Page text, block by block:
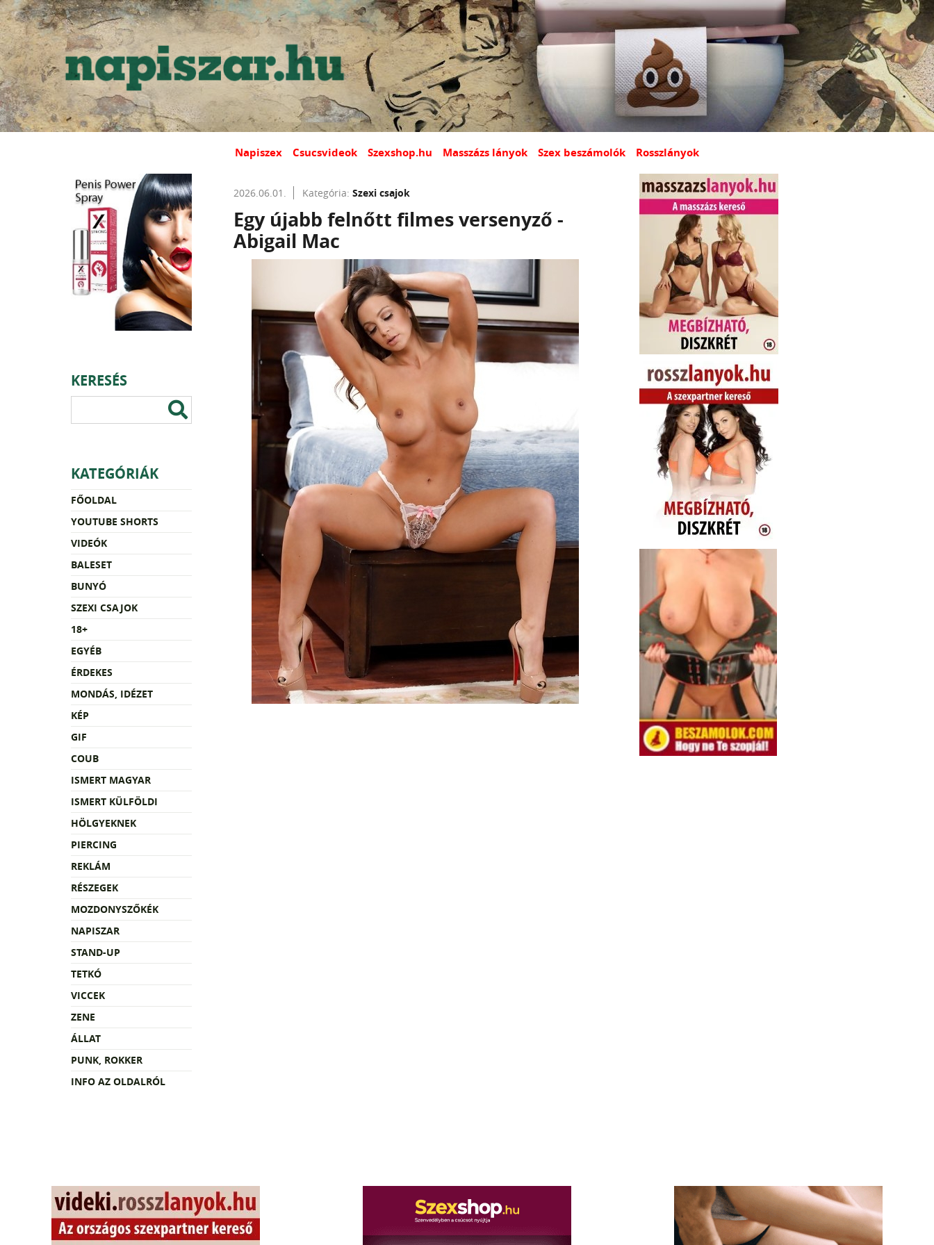
Napiszex Csucsvideok Szexshop.hu Masszázs lányok Szex beszámolók Rosszlányok
KERESÉS
KATEGÓRIÁK
FŐOLDAL
YOUTUBE SHORTS
VIDEÓK
BALESET
BUNYÓ
SZEXI CSAJOK
18+
EGYÉB
ÉRDEKES
MONDÁS, IDÉZET
KÉP
GIF
COUB
ISMERT MAGYAR
ISMERT KÜLFÖLDI
HÖLGYEKNEK
PIERCING
REKLÁM
RÉSZEGEK
MOZDONYSZŐKÉK
NAPISZAR
STAND-UP
TETKÓ
VICCEK
ZENE
ÁLLAT
PUNK, ROKKER
INFO AZ OLDALRÓL
2026.06.01. Kategória: Szexi csajok
Egy újabb felnőtt filmes versenyző -
Abigail Mac